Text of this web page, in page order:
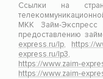
Ссылки на
МКК Займ-Экспресс
предоставлению
express.ru/lp, https://
express.ru/lp3
https://www.zaim-
https://www.zaim-